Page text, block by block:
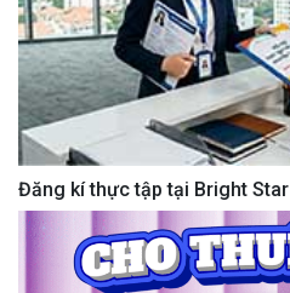
Đăng kí thực tập tại Bright Star